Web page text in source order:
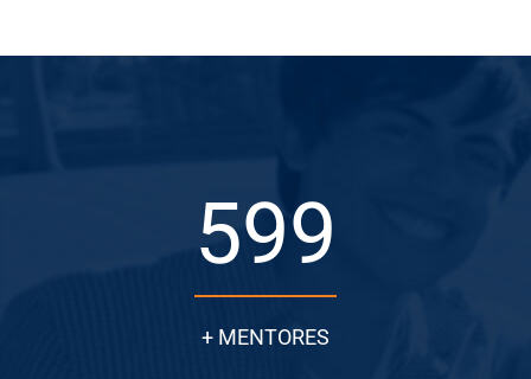
599
+ MENTORES